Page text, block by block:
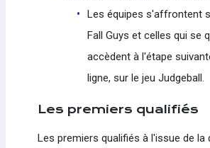
Les équipes s'affrontent
Fall Guys et celles qui se
accèdent à l'étape
ligne, sur le jeu Judgeball.
Les premiers qualifiés
Les premiers qualifiés à l'issue de la